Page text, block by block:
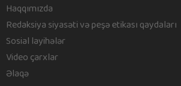
Haqqımızda
Redaksiya siyasəti və peşə etikası qaydaları
Sosial layihələr
Video çarxlar
Əlaqə